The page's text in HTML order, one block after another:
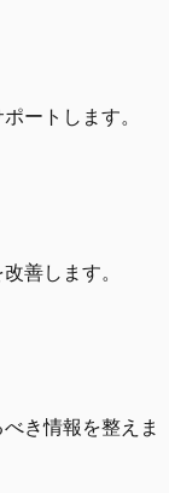
ートします。
善します。
き情報を整えま